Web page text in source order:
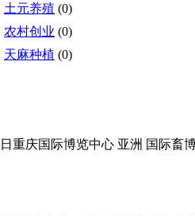
土元养殖 (0)
农村创业 (0)
天麻种植 (0)
重庆国际博览中心 亚洲 国际畜